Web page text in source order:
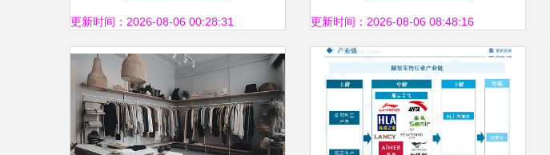
更新时间：2026-08-06 00:28:31 更新时间：2026-08-06 08:48:16